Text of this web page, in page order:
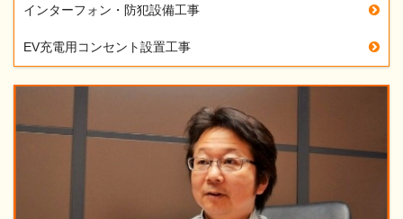
インターフォン・防犯設備工事
EV充電用コンセント設置工事